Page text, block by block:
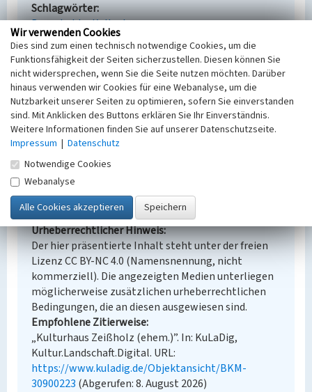
Schlagwörter
Braunkohle Kulturhaus
Ort
Zeißholz
Fachsicht(en)
Denkmalpflege
Erfassungsmaßstab
Keine Angabe
Erfassungsmethode
Übernahme aus externer Fachdatenbank
Empfohlene Zitierweise
Urheberrechtlicher Hinweis
Der hier präsentierte Inhalt steht unter der freien
Lizenz CC BY-NC 4.0 (Namensnennung, nicht
kommerziell). Die angezeigten Medien unterliegen
möglicherweise zusätzlichen urheberrechtlichen
Bedingungen, die an diesen ausgewiesen sind.
Empfohlene Zitierweise
„Kulturhaus Zeißholz (ehem.)”. In: KuLaDig,
Kultur.Landschaft.Digital. URL:
https://www.kuladig.de/Objektansicht/BKM-
30900223 (Abgerufen: 8. August 2026)
Wir verwenden Cookies
Dies sind zum einen technisch notwendige Cookies, um die
Funktionsfähigkeit der Seiten sicherzustellen. Diesen können Sie
nicht widersprechen, wenn Sie die Seite nutzen möchten. Darüber
hinaus verwenden wir Cookies für eine Webanalyse, um die
Nutzbarkeit unserer Seiten zu optimieren, sofern Sie einverstanden
sind. Mit Anklicken des Buttons erklären Sie Ihr Einverständnis.
Weitere Informationen finden Sie auf unserer Datenschutzseite.
Impressum | Datenschutz
Notwendige Cookies
Webanalyse